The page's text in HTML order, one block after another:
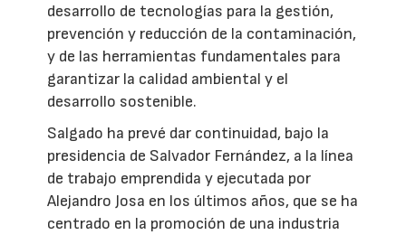
desarrollo de tecnologías para la gestión,
prevención y reducción de la contaminación,
y de las herramientas fundamentales para
garantizar la calidad ambiental y el
desarrollo sostenible.
Salgado ha prevé dar continuidad, bajo la
presidencia de Salvador Fernández, a la línea
de trabajo emprendida y ejecutada por
Alejandro Josa en los últimos años, que se ha
centrado en la promoción de una industria